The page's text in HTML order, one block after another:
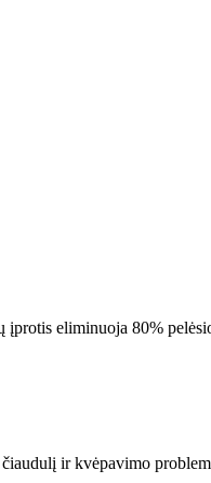
įprotis eliminuoja 80%
ir kvėpavimo